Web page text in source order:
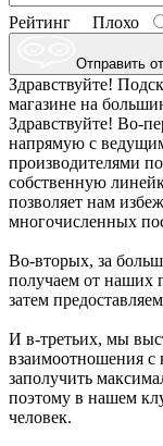
Рейтинг Плохо
Отправить
Здравствуйте!
магазине на
Здравствуйте! Во-
напрямую с
производителями
собственную
позволяет нам
многочисленных
Во-вторых, за
получаем от наших
затем
И в-третьих, мы
взаимоотношения
заполучить
поэтому в нашем
человек.